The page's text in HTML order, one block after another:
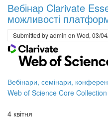
Research
Smarter
:
Відповідальний
академічний
штучний
для
дослідників
Вебінар Clarivate
можливості
Submitted byadmin on Wed, 03/
Вебінари, семінари,
Web of Science Core Collection
4 квітня